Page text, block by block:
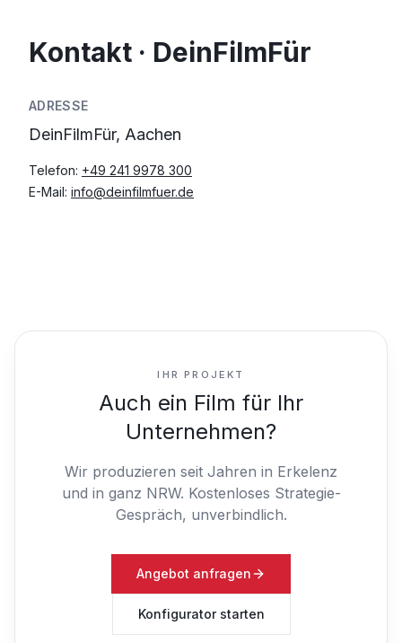
Kontakt · DeinFilmFür
ADRESSE
DeinFilmFür, Aachen
Telefon: +49 241 9978 300
E-Mail: info@deinfilmfuer.de
IHR PROJEKT
Auch ein Film für Ihr
Unternehmen?
Wir produzieren seit Jahren in Erkelenz
und in ganz NRW. Kostenloses Strategie-
Gespräch, unverbindlich.
Angebot anfragen
Konfigurator starten